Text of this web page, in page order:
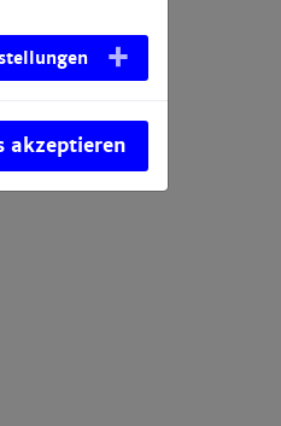
akzeptieren